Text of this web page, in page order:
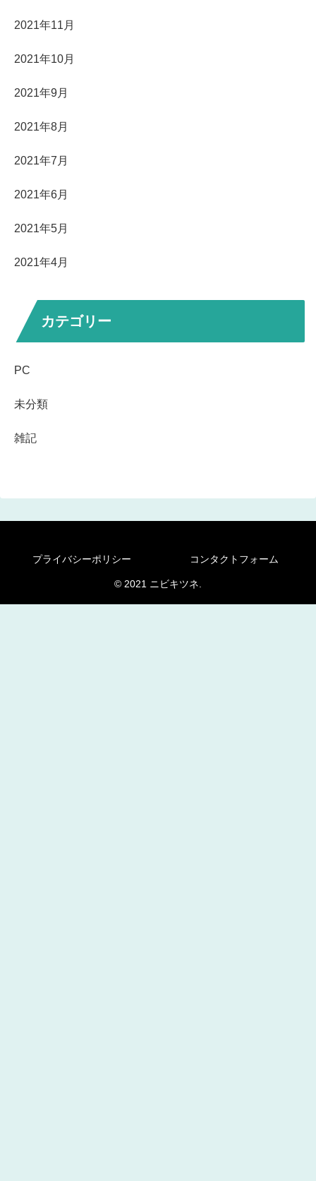
2021年11月
2021年10月
2021年9月
2021年8月
2021年7月
2021年6月
2021年5月
2021年4月
カテゴリー
PC
未分類
雑記
プライバシーポリシー コンタクトフォーム
© 2021 ニビキツネ.